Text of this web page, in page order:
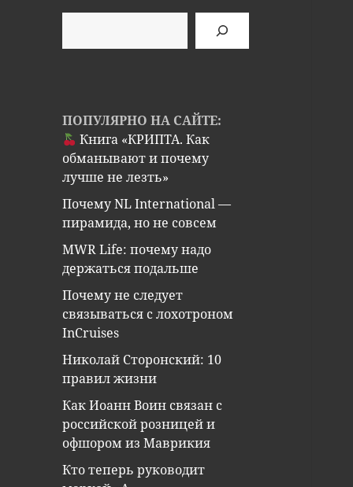
ПОПУЛЯРНО НА САЙТЕ:
Книга «КРИПТА. Как
обманывают и почему
лучше не лезть»
Почему NL International —
пирамида, но не совсем
MWR Life: почему надо
держаться подальше
Почему не следует
связываться с лохотроном
InCruises
Николай Сторонский: 10
правил жизни
Как Иоанн Воин связан с
российской розницей и
офшором из Маврикия
Кто теперь руководит